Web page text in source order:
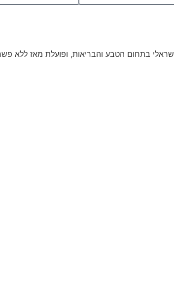
ולפתח את השוק הישראלי בתחום הטבע והבריאות,